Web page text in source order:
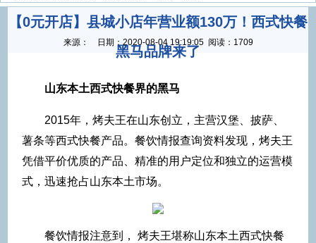
【0元开店】县城小店年营业额130万！西式快餐
黑马品牌来了
来源： 日期： 2020-08-04 19:19:05 阅读：1709
山东本土西式快餐界的黑马
2015年，烤夫王在山东创立，主营汉堡、披萨、
薯条等西式快餐产品。餐饮情报查询资料发现，烤夫王
凭借平价优质的产品、精准的用户定位和独立的运营模
式，迅速抢占山东本土市场。
餐饮情报注意到， 烤夫王堪称山东本土西式快餐